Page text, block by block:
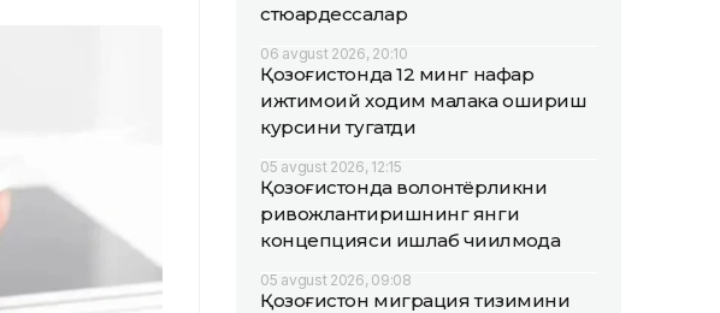
стюардессалар
06 avgust 2026, 20:10
Қозоғистонда 12 минг нафар
ижтимоий ходим малака ошириш
курсини тугатди
05 avgust 2026, 12:15
Қозоғистонда волонтёрликни
ривожлантиришнинг янги
концепцияси ишлаб чиқилмоқда
05 avgust 2026, 09:08
Қозоғистон миграция тизимини